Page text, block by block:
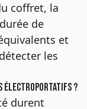
coffret, la
de
et
les
électroportatifs ?
durent